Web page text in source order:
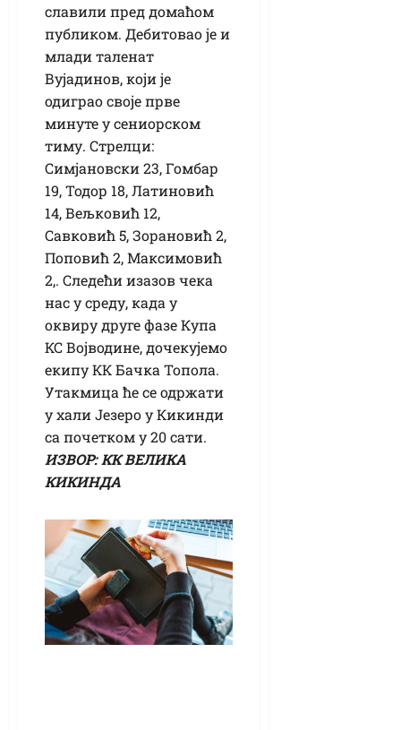
славили пред домаћом
публиком. Дебитовао је и
млади таленат
Вујадинов, који је
одиграо своје прве
минуте у сениорском
тиму. Стрелци:
Симјановски 23, Гомбар
19, Тодор 18, Латиновић
14, Вељковић 12,
Савковић 5, Зорановић 2,
Поповић 2, Максимовић
2,. Следећи изазов чека
нас у среду, када у
оквиру друге фазе Купа
КС Војводине, дочекујемо
екипу КК Бачка Топола.
Утакмица ће се одржати
у хали Језеро у Кикинди
са почетком у 20 сати.
ИЗВОР: КК ВЕЛИКА
КИКИНДА